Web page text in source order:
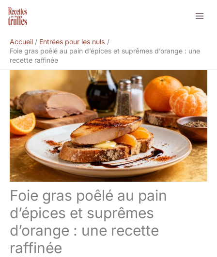
Aller
Accueil
Entrées pour les nuls
Foie gras poêlé au pain d’épices et suprêmes d’orange : une
recette raffinée
Foie gras poêlé au pain
d’épices et suprêmes
d’orange : une recette
raffinée
Rechercher